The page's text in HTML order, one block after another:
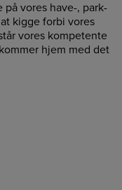
vores have-, park-
kigge forbi vores
vores kompetente
hjem med det